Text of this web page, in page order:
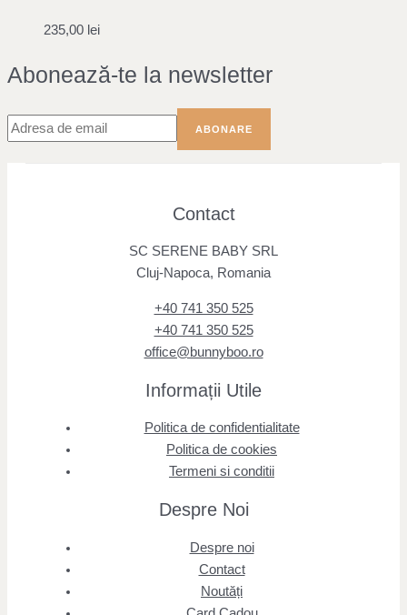
235,00 lei
Abonează-te la newsletter
Contact
SC SERENE BABY SRL
Cluj-Napoca, Romania
+40 741 350 525
+40 741 350 525
office@bunnyboo.ro
Informații Utile
Politica de confidentialitate
Politica de cookies
Termeni si conditii
Despre Noi
Despre noi
Contact
Noutăți